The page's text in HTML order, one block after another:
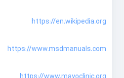
https://en.wikipedia.org
https://www.msdmanuals.com